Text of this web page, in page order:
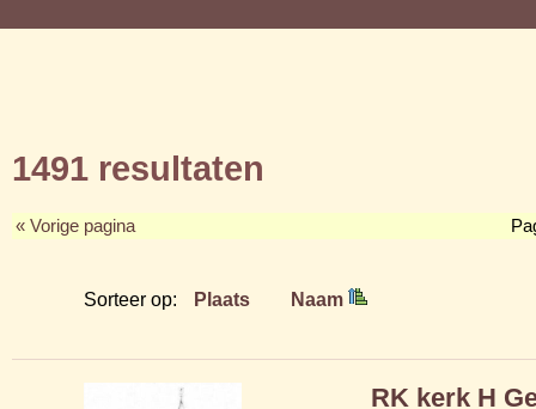
1491 resultaten
« Vorige pagina
Sorteer op: Plaats Naam
RK kerk H